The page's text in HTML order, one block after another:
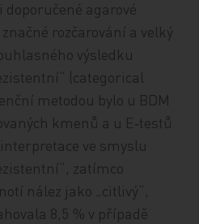
agarové
rozčarování a velký
výsledku
(categorical
metodou bylo u BDM
kmenů a u E‑testů
ve smyslu
zatímco
nález jako „citlivý“,
8,5 % v případě